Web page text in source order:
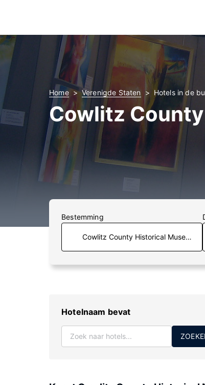
Home Verenigde Staten Hotels in de
Cowlitz
Bestemming
Hotelnaam bevat